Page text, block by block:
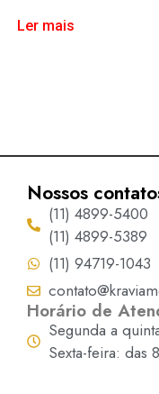
Ler mais
Nossos
(11) 4899-5400
(11) 4899-5389
(11) 94719-1043
Horário de
Segunda a
Sexta-feira: das